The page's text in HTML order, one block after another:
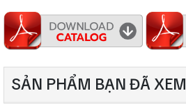
SẢN PHẨM BẠN ĐÃ XEM